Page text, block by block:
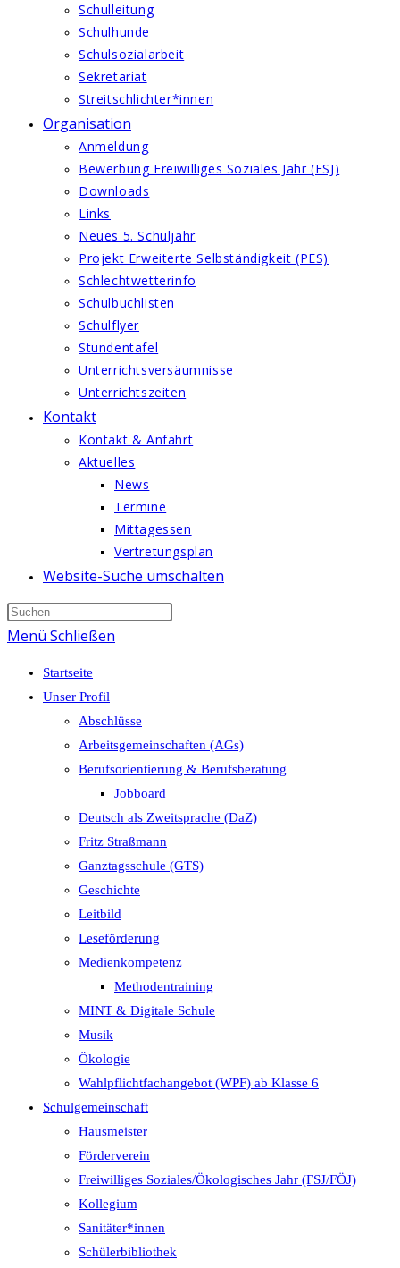
Schulleitung
Schulhunde
Schulsozialarbeit
Sekretariat
Streitschlichter*innen
Organisation
Anmeldung
Bewerbung Freiwilliges Soziales Jahr (FSJ)
Downloads
Links
Neues 5. Schuljahr
Projekt Erweiterte Selbständigkeit (PES)
Schlechtwetterinfo
Schulbuchlisten
Schulflyer
Stundentafel
Unterrichtsversäumnisse
Unterrichtszeiten
Kontakt
Kontakt & Anfahrt
Aktuelles
News
Termine
Mittagessen
Vertretungsplan
Website-Suche umschalten
Menü Schließen
Startseite
Unser Profil
Abschlüsse
Arbeitsgemeinschaften (AGs)
Berufsorientierung & Berufsberatung
Jobboard
Deutsch als Zweitsprache (DaZ)
Fritz Straßmann
Ganztagsschule (GTS)
Geschichte
Leitbild
Leseförderung
Medienkompetenz
Methodentraining
MINT & Digitale Schule
Musik
Ökologie
Wahlpflichtfachangebot (WPF) ab Klasse 6
Schulgemeinschaft
Hausmeister
Förderverein
Freiwilliges Soziales/Ökologisches Jahr (FSJ/FÖJ)
Kollegium
Sanitäter*innen
Schülerbibliothek